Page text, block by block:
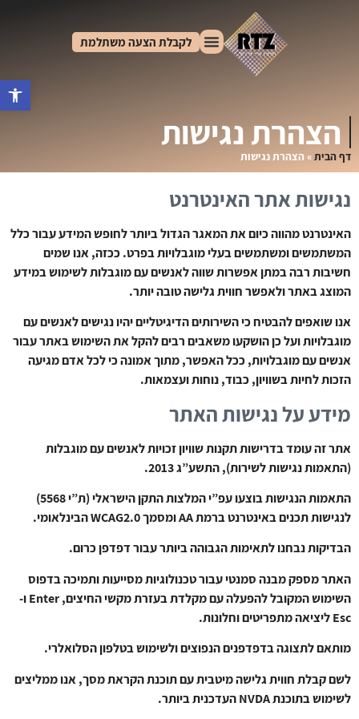
פתח
לקבלת הצעה משתלמת
הצהרת נגישות
דף הבית» הצהרת נגישות
נגישות אתר האינטרנט
האינטרנט מהווה כיום את המאגר הגדול ביותר לחופש המידע עבור כלל
המשתמשים ומשתמשים בעלי מוגבלויות בפרט. ככזה, אנו שמים
חשיבות רבה במתן אפשרות שווה לאנשים עם מוגבלות לשימוש במידע
המוצג באתר ולאפשר חווית גלישה טובה יותר.
אנו שואפים להבטיח כי השירותים הדיגיטליים יהיו נגישים לאנשים עם
מוגבלויות ועל כן הושקעו משאבים רבים להקל את השימוש באתר עבור
אנשים עם מוגבלויות, ככל האפשר, מתוך אמונה כי לכל אדם מגיעה
הזכות לחיות בשוויון, כבוד, נוחות ועצמאות.
מידע על נגישות האתר
אתר זה עומד בדרישות תקנות שוויון זכויות לאנשים עם מוגבלות
(התאמות נגישות לשירות), התשע”ג 2013.
התאמות הנגישות בוצעו עפ”י המלצות התקן הישראלי (ת”י 5568)
לנגישות תכנים באינטרנט ברמת AA ומסמך WCAG2.0 הבינלאומי.
הבדיקות נבחנו לתאימות הגבוהה ביותר עבור דפדפן כרום.
האתר מספק מבנה סמנטי עבור טכנולוגיות מסייעות ותמיכה בדפוס
השימוש המקובל להפעלה עם מקלדת בעזרת מקשי החיצים, Enter ו-
Esc ליציאה מתפריטים וחלונות.
מותאם לתצוגה בדפדפנים הנפוצים ולשימוש בטלפון הסלואלרי.
לשם קבלת חווית גלישה מיטבית עם תוכנת הקראת מסך, אנו ממליצים
לשימוש בתוכנת NVDA העדכנית ביותר.